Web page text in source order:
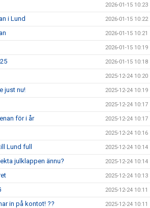
2026-01-15 10:23
i Lund 2026-01-15 10:22
2026-01-15 10:21
2026-01-15 10:19
2026-01-15 10:18
2025-12-24 10:20
just nu! 2025-12-24 10:19
2025-12-24 10:17
för i år 2025-12-24 10:17
2025-12-24 10:16
Lund full 2025-12-24 10:14
julklappen ännu? 2025-12-24 10:14
2025-12-24 10:13
2025-12-24 10:11
in på kontot! ?? 2025-12-24 10:11